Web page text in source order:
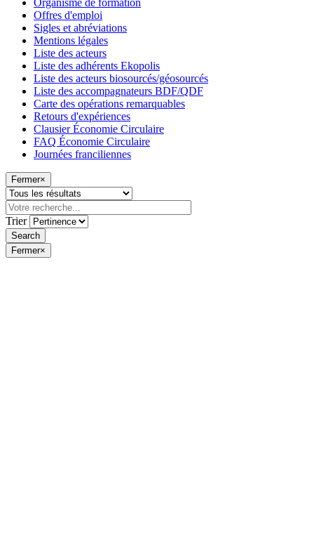
Organisme de formation
Offres d'emploi
Sigles et abréviations
Mentions légales
Liste des acteurs
Liste des adhérents Ekopolis
Liste des acteurs biosourcés/géosourcés
Liste des accompagnateurs BDF/QDF
Carte des opérations remarquables
Retours d'expériences
Clausier Économie Circulaire
FAQ Économie Circulaire
Journées franciliennes
Fermer×
Trier
Fermer×